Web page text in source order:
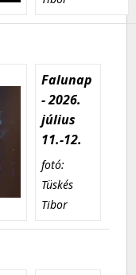
Falunap
- 2026.
július
11.-12.
fotó:
Tüskés
Tibor